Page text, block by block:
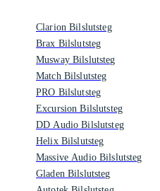
Clarion Bilslutsteg
Brax Bilslutsteg
Musway Bilslutsteg
Match Bilslutsteg
PRO Bilslutsteg
Excursion Bilslutsteg
DD Audio Bilslutsteg
Helix Bilslutsteg
Massive Audio Bilslutsteg
Gladen Bilslutsteg